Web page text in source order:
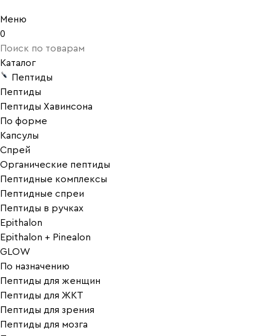
Меню
0
Каталог
Пептиды
Пептиды
Пептиды Хавинсона
По форме
Капсулы
Спрей
Органические пептиды
Пептидные комплексы
Пептидные спреи
Пептиды в ручках
Epithalon
Epithalon + Pinealon
GLOW
По назначению
Пептиды для женщин
Пептиды для ЖКТ
Пептиды для зрения
Пептиды для мозга